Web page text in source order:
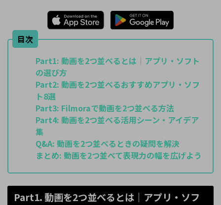
目次
Part1: 動画を2つ並べるとは｜アプリ・ソフト
の選び方
Part2: 動画を2つ並べるおすすめアプリ・ソフ
ト8選
Part3: Filmoraで動画を2つ並べる方法
Part4: 動画を2つ並べる活用シーン・アイデア
集
Q&A: 動画を2つ並べるときの疑問を解決
まとめ: 動画を2つ並べて表現力の幅を広げよう
Part1. 動画を2つ並べるとは｜アプリ・ソフ